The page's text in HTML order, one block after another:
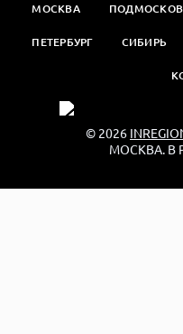
МОСКВА
ПЕТЕРБУРГ СИБИРЬ
© 2026
МОСКВА. В